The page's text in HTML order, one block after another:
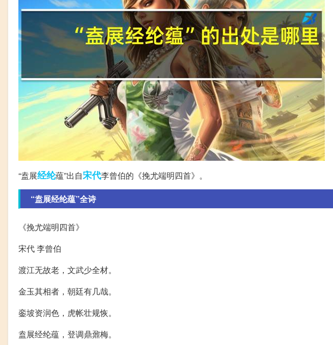
“盍展经纶蕴”出自宋代李曾伯的《挽尤端明四首》。
“盍展经纶蕴”全诗
《挽尤端明四首》
宋代 李曾伯
渡江无故老，文武少全材。
金玉其相者，朝廷有几哉。
銮坡资润色，虎帐壮规恢。
盍展经纶蕴，登调鼎鼐梅。